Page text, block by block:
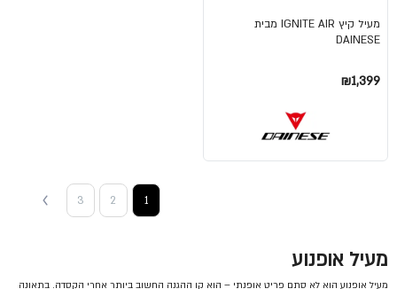
מעיל קיץ IGNITE AIR מבית
DAINESE
₪1,399
1
2
3
מעיל אופנוע
מעיל אופנוע הוא לא סתם פריט אופנתי – הוא קו ההגנה החשוב ביותר אחרי הקסדה. בתאונה